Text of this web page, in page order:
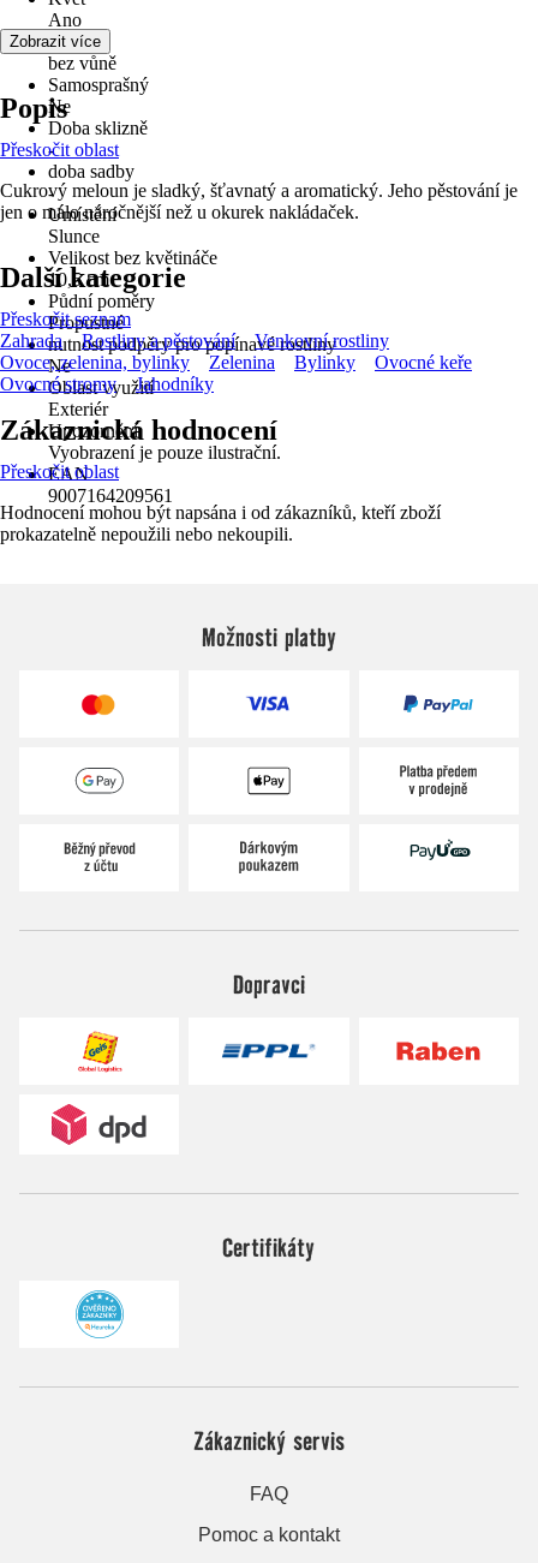
Ano
Vůně
bez vůně
Samosprašný
Ne
Doba sklizně
-
doba sadby
-
Umístění
Slunce
Velikost bez květináče
10,5 cm
Půdní poměry
Propustné
nutnost podpěry pro popínavé rostliny
Ne
Oblast využití
Exteriér
Upozornění
Vyobrazení je pouze ilustrační.
EAN
9007164209561
Zobrazit více
Popis
Přeskočit oblast
Cukrový meloun je sladký, šťavnatý a aromatický. Jeho pěstování je
jen o málo náročnější než u okurek nakládaček.
Další kategorie
Přeskočit seznam
Zahrada
Rostliny a pěstování
Venkovní rostliny
Ovoce, zelenina, bylinky
Zelenina Bylinky
Ovocné keře
Ovocné stromy
Jahodníky
Zákaznická hodnocení
Přeskočit oblast
Hodnocení mohou být napsána i od zákazníků, kteří zboží
prokazatelně nepoužili nebo nekoupili.
Možnosti platby
Dopravci
Certifikáty
Zákaznický servis
FAQ
Pomoc a kontakt